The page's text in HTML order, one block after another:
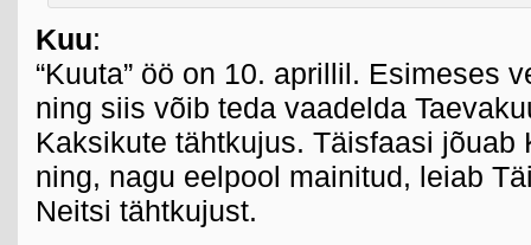
Kuu:
“Kuuta” öö on 10. aprillil. Esimeses
ning siis võib teda vaadelda
Kaksikute tähtkujus. Täisfaasi jõuab
ning, nagu eelpool mainitud, leiab
Neitsi tähtkujust.